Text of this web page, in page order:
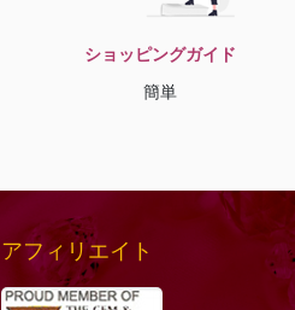
ショッピングガイド
簡単
アフィリエイト